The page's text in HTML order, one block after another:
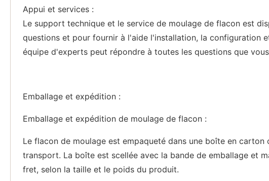
Appui et services :
Le support technique et le service de moulage de flacon est
questions et pour fournir à l'aide l'installation, la configuration
équipe d'experts peut répondre à toutes les questions que
Emballage et expédition :
Emballage et expédition de moulage de flacon :
Le flacon de moulage est empaqueté dans une boîte en
transport. La boîte est scellée avec la bande de emballage et
fret, selon la taille et le poids du produit.